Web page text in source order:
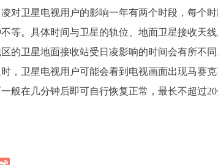
对卫星电视用户的影响一年有两个时段，每个
等。具体时间与卫星的轨位、地面卫星接收天
区的卫星地面接收站受日凌影响的时间会有所
，卫星电视用户可能会看到电视画面出现马赛
般在几分钟后即可自行恢复正常，最长不超过20